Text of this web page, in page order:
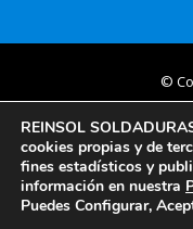
©
REINSOL
cookies propias y de
fines estadísticos y
información en nuestra
Puedes Configurar,